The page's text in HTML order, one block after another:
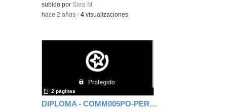
subido por Sara M.
-hace 2 años -4 visualizaciones
DIPLOMA - COMM005PO-PERFIL Y FUNCIONES DEL GESTOR DE COMUNIDADES VIRTUALES
2 páginas